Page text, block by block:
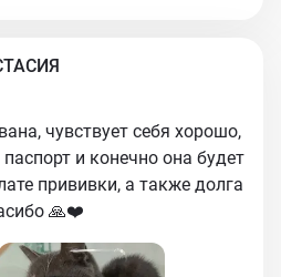
чувствует себя хорошо,
паспорт и конечно она будет
прививки, а также долга
🙏❤️